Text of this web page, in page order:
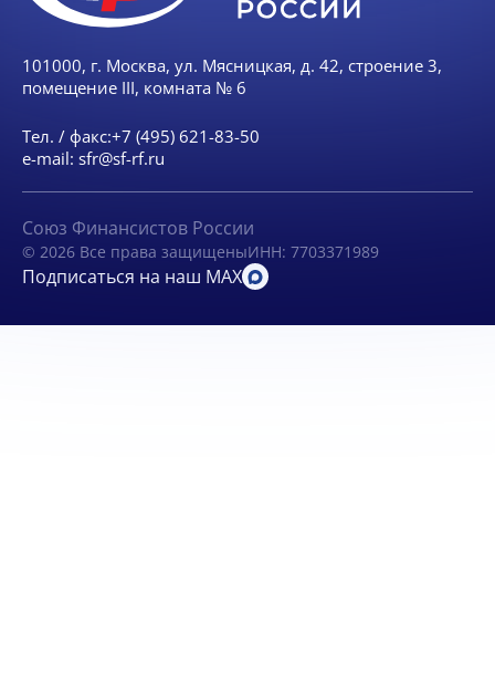
101000, г. Москва, ул. Мясницкая, д. 42, строение 3,
помещение III, комната № 6
Тел. / факс:+7 (495) 621-83-50
e-mail: sfr@sf-rf.ru
Союз Финансистов России
© 2026 Все права защищеныИНН: 7703371989
Подписаться на наш MAX